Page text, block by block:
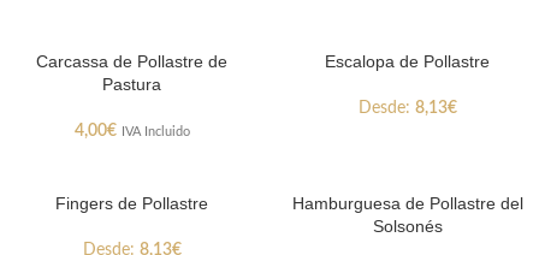
Carcassa de Pollastre de
Pastura
4,00€ IVA Incluido
Escalopa de Pollastre
Desde: 8,13€
Fingers de Pollastre
Desde: 8,13€
Hamburguesa de Pollastre del
Solsonés